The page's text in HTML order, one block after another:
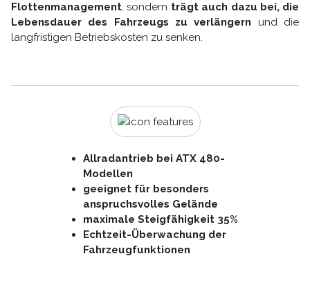
Flottenmanagement, sondern trägt auch dazu bei, die
Lebensdauer des Fahrzeugs zu verlängern und die
langfristigen Betriebskosten zu senken.
Allradantrieb bei ATX 480-
Modellen
geeignet für besonders
anspruchsvolles Gelände
maximale Steigfähigkeit 35%
Echtzeit-Überwachung der
Fahrzeugfunktionen